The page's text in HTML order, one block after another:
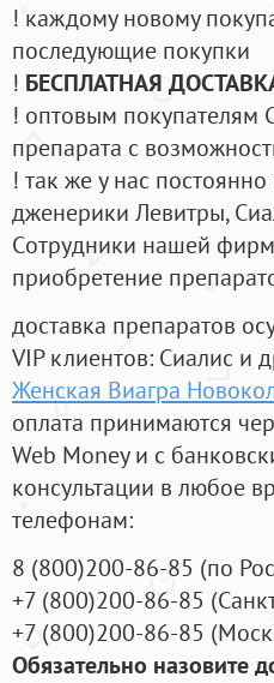
! каждому новому
последующие покупки
! БЕСПЛАТНАЯ
! оптовым
препарата с
! так же у нас
дженерики Левитры,
Cотрудники нашей
приобретение
доставка препаратов
VIP клиентов: Сиалис и
Женская Виагра
оплата принимаются
Web Money и с
консультации в любое
телефонам:
8 (800)200-86-85 (по
+7 (800)200-86-85 (
+7 (800)200-86-85 (
Обязательно назовите